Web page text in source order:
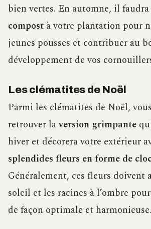
bien vertes. En automne, il faudra
compost à votre plantation pour
jeunes pousses et contribuer au
développement de vos
Les clématites de Noël
Parmi les clématites de Noël,
retrouver laversion grimpante
hiver et décorera votre extérieur
splendides fleurs en forme de
Généralement, ces fleurs doivent
soleil et les racines à l’ombre
de façon optimale et harmonieuse.